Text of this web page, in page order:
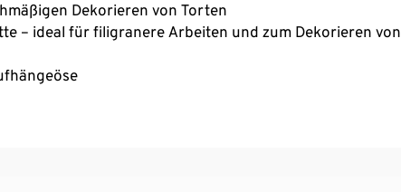
Dekorieren von Torten
– ideal für filigranere Arbeiten und zum Dekorieren von
Edelstahl